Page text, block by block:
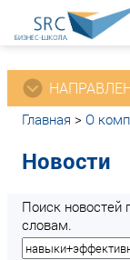
Главная > О
Новости
Поиск
словам.